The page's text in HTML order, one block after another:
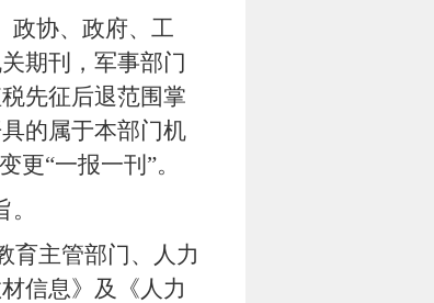
政协、政府、工
期刊，军事部门
先征后退范围掌
的属于本部门机
“一报一刊”。
育主管部门、人力
信息》及
《人力